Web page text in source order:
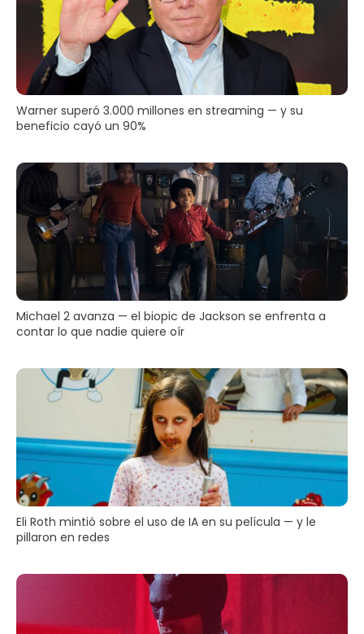
Warner superó 3.000 millones en streaming — y su
beneficio cayó un 90%
Michael 2 avanza — el biopic de Jackson se enfrenta a
contar lo que nadie quiere oír
Eli Roth mintió sobre el uso de IA en su película — y le
pillaron en redes